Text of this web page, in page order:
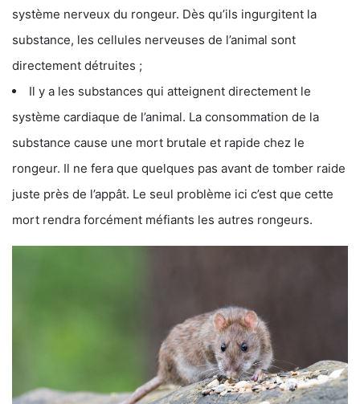
système nerveux du rongeur. Dès qu’ils ingurgitent la
substance, les cellules nerveuses de l’animal sont
directement détruites ;
Il y a les substances qui atteignent directement le
système cardiaque de l’animal. La consommation de la
substance cause une mort brutale et rapide chez le
rongeur. Il ne fera que quelques pas avant de tomber raide
juste près de l’appât. Le seul problème ici c’est que cette
mort rendra forcément méfiants les autres rongeurs.